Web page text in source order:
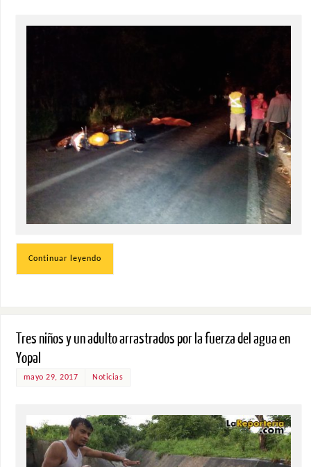
Continuar leyendo
Tres niños y un adulto arrastrados por la fuerza del agua en
Yopal
mayo 29, 2017 Noticias